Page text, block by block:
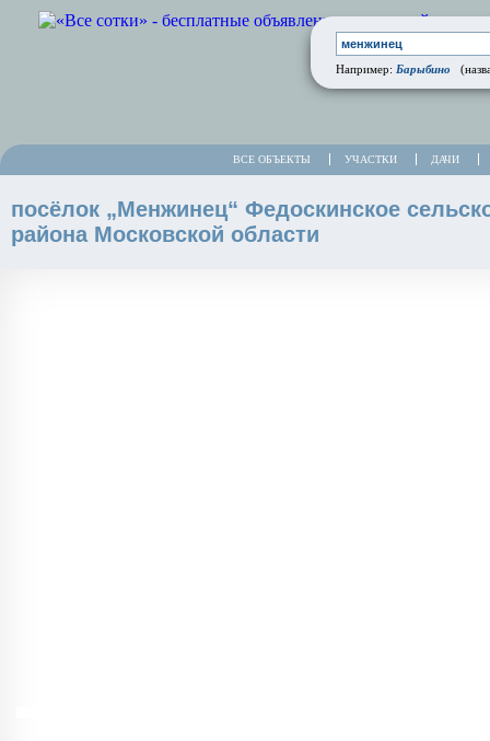
ВСЕ ОБЪЕКТЫ УЧАСТКИ ДАЧИ
Например: Барыбино
посёлок „Менжинец“ Федоскинское
района Московской области